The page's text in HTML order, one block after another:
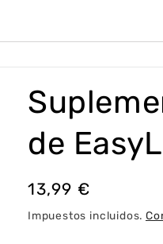
de
Precio
habitual
13,99 €
Impuestos incluidos.